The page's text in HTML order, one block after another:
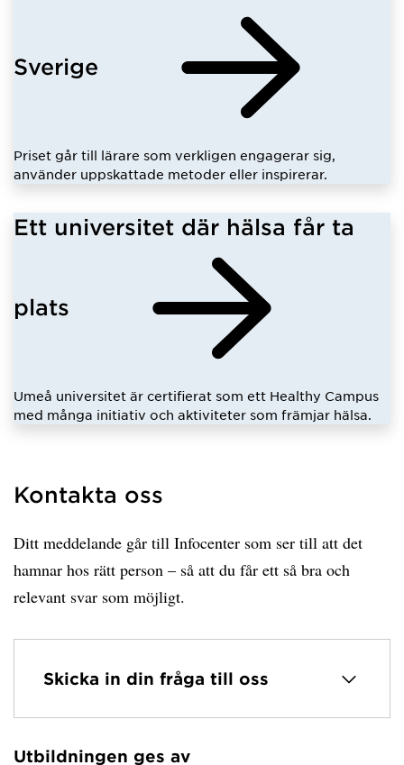
Sverige
Priset går till lärare som verkligen engagerar sig,
använder uppskattade metoder eller inspirerar.
Ett universitet där hälsa får ta
plats
Umeå universitet är certifierat som ett Healthy Campus
med många initiativ och aktiviteter som främjar hälsa.
Kontakta oss
Ditt meddelande går till Infocenter som ser till att det
hamnar hos rätt person – så att du får ett så bra och
relevant svar som möjligt.
Skicka in din fråga till oss
Har hämtat avsändare.
Utbildningen ges av